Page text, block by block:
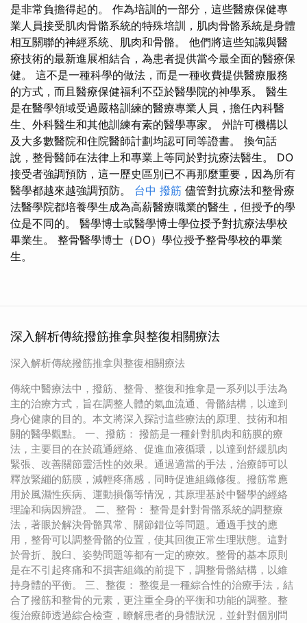
是非常負擔得起的。 作為培訓的一部分，這些醫療保健專
業人員接受肌肉骨骼系統的特殊培訓，肌肉骨骼系統是身體
相互關聯的神經系統、肌肉和骨骼。 他們將這些知識與醫
療技術的最新進展相結合，為患者提供當今最全面的醫療保
健。 這不是一種科學的做法，而是一種收費提供醫療服務
的方式，而且醫療保健福利不亞於醫學院的神學系。 醫生
是在醫學領域受過嚴格訓練的醫療專業人員，擔任內科醫
生、外科醫生和其他訓練有素的醫學專家。 州許可機構以
及大多數醫院和住院醫師計劃均認可同等證書。 換句話
說，整骨醫師在法律上和專業上等同於對抗療法醫生。 DO
接受者強調預防，這一歷史區別已不再那麼重要，因為所有
醫學都越來越強調預防。 台中 撥筋 儘管對抗療法和整骨療
法醫學院都培養學生成為高薪醫療職業的醫生，但授予的學
位是不同的。 醫學博士或醫學博士學位授予對抗療法學校
畢業生。 整骨醫學博士（DO）學位授予整骨學校的畢業
生。
深入解析傳統撥筋推拿與整復相關療法
深入解析傳統撥筋推拿與整復相關療法
傳統中醫療法中，撥筋、整骨、整復和推拿是一系列以手法為
主的治療方式，旨在調整人體的氣血流通、骨骼結構，以達到
身心健康的目的。本文將深入探討這些療法的原理、技術和相
關的醫學觀點。 一、撥筋： 撥筋是一種針對肌肉和筋膜的療
法，主要目的在於疏通經絡、促進血液循環，以達到舒緩肌肉
緊張、改善關節靈活性的效果。通過適當的手法，治療師可以
釋放緊繃的筋膜，減輕疼痛感，同時促進組織修復。撥筋常應
用於風濕性疾病、運動損傷等情況，其原理基於中醫學的經絡
理論和病因辨證。 二、整骨： 整骨是針對骨骼系統的調整療
法，著眼於解決骨骼異常、關節錯位等問題。通過手技的應
用，整骨可以調整骨骼的位置，使其回復正常生理狀態。這對
於骨折、脫臼、姿勢問題等都有一定的療效。整骨的基本原則
是在不引起疼痛和不損害組織的前提下，調整骨骼結構，以維
持身體的平衡。 三、整復： 整復是一種綜合性的治療手法，結
合了撥筋和整骨的元素，更注重全身的平衡和功能的調整。整
復治療師透過綜合檢查，瞭解患者的身體狀況，並針對個別問